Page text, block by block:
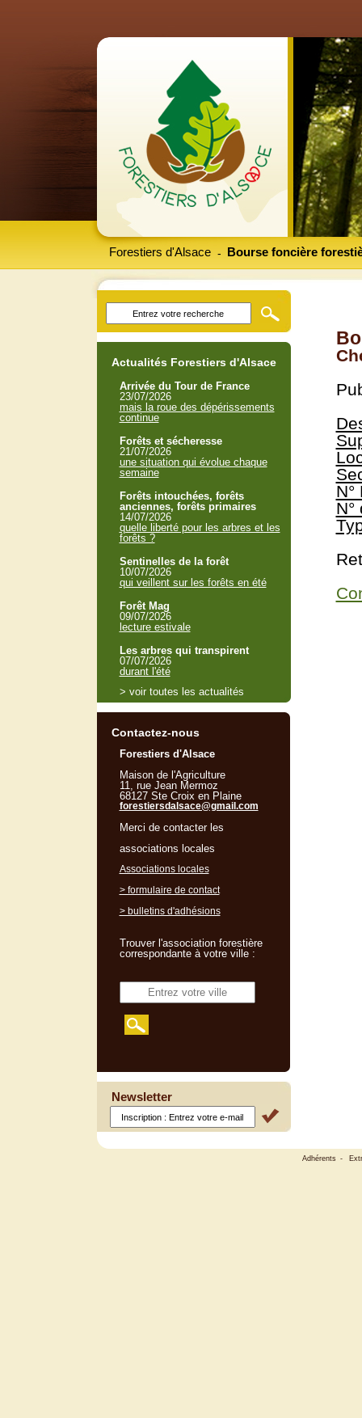
Forestiers d'Alsace Bourse foncière
-
N°
N°
Actualités Forestiers d'Alsace
Arrivée du Tour de France
23/07/2026
mais la roue des dépérissements
continue
Forêts et sécheresse
21/07/2026
une situation qui évolue chaque
semaine
Forêts intouchées, forêts
anciennes, forêts primaires
14/07/2026
quelle liberté pour les arbres et les
forêts ?
Sentinelles de la forêt
10/07/2026
qui veillent sur les forêts en été
Forêt Mag
09/07/2026
lecture estivale
Les arbres qui transpirent
07/07/2026
durant l'été
> voir toutes les actualités
Contactez-nous
Forestiers d'Alsace
Maison de l'Agriculture
11, rue Jean Mermoz
68127 Ste Croix en Plaine
forestiersdalsace@gmail.com
Merci de contacter les
associations locales
Associations locales
> formulaire de contact
> bulletins d'adhésions
Trouver l'association forestière
correspondante à votre ville :
Newsletter
Adhérents -